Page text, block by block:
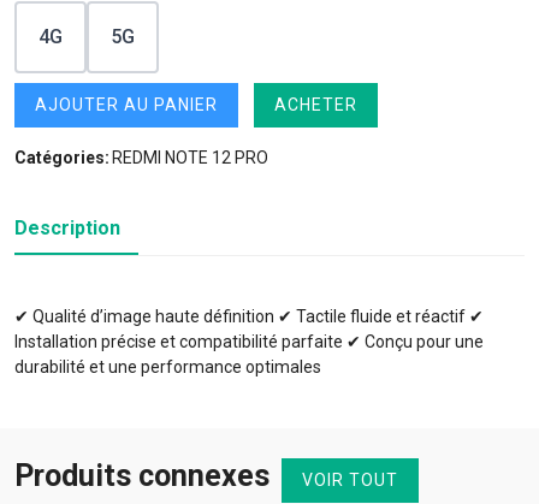
4G 5G
AJOUTER AU PANIER ACHETER
Catégories: REDMI NOTE 12 PRO
Description
✔ Qualité d’image haute définition ✔ Tactile fluide et réactif ✔
Installation précise et compatibilité parfaite ✔ Conçu pour une
durabilité et une performance optimales
Produits connexes VOIR TOUT